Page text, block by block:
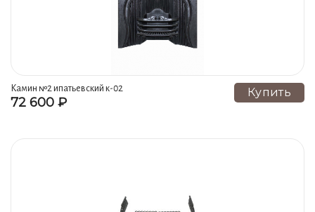
Камин №2 ипатьевский к-02
72 600 ₽
Купить